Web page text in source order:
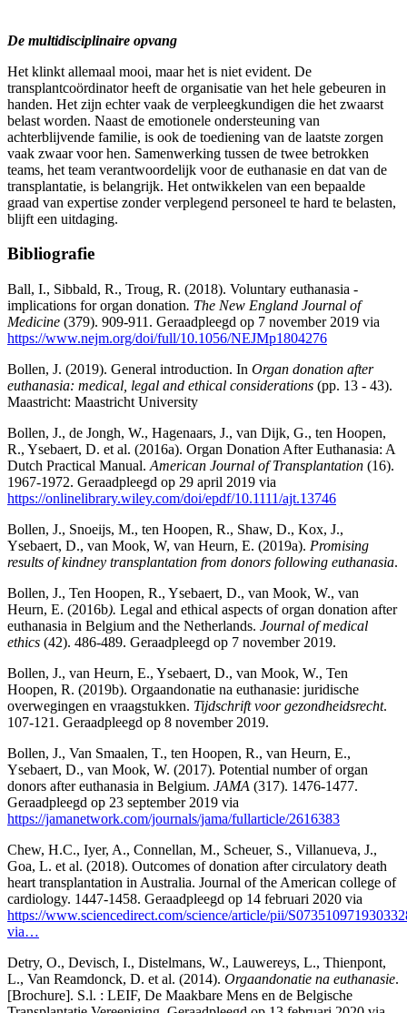
De multidisciplinaire opvang
Het klinkt allemaal mooi, maar het is niet evident. De
transplantcoördinator heeft de organisatie van het hele gebeuren in
handen. Het zijn echter vaak de verpleegkundigen die het zwaarst
belast worden. Naast de emotionele ondersteuning van
achterblijvende familie, is ook de toediening van de laatste zorgen
vaak zwaar voor hen. Samenwerking tussen de twee betrokken
teams, het team verantwoordelijk voor de euthanasie en dat van de
transplantatie, is belangrijk. Het ontwikkelen van een bepaalde
graad van expertise zonder verplegend personeel te hard te belasten,
blijft een uitdaging.
Bibliografie
Ball, I., Sibbald, R., Troug, R. (2018). Voluntary euthanasia -
implications for organ donation. The New England Journal of
Medicine (379). 909-911. Geraadpleegd op 7 november 2019 via
https://www.nejm.org/doi/full/10.1056/NEJMp1804276
Bollen, J. (2019). General introduction. In Organ donation after
euthanasia: medical, legal and ethical considerations (pp. 13 - 43).
Maastricht: Maastricht University
Bollen, J., de Jongh, W., Hagenaars, J., van Dijk, G., ten Hoopen,
R., Ysebaert, D. et al. (2016a). Organ Donation After Euthanasia: A
Dutch Practical Manual. American Journal of Transplantation (16).
1967-1972. Geraadpleegd op 29 april 2019 via
https://onlinelibrary.wiley.com/doi/epdf/10.1111/ajt.13746
Bollen, J., Snoeijs, M., ten Hoopen, R., Shaw, D., Kox, J.,
Ysebaert, D., van Mook, W, van Heurn, E. (2019a). Promising
results of kindney transplantation from donors following euthanasia.
Bollen, J., Ten Hoopen, R., Ysebaert, D., van Mook, W., van
Heurn, E. (2016b). Legal and ethical aspects of organ donation after
euthanasia in Belgium and the Netherlands. Journal of medical
ethics (42). 486-489. Geraadpleegd op 7 november 2019.
Bollen, J., van Heurn, E., Ysebaert, D., van Mook, W., Ten
Hoopen, R. (2019b). Orgaandonatie na euthanasie: juridische
overwegingen en vraagstukken. Tijdschrift voor gezondheidsrecht.
107-121. Geraadpleegd op 8 november 2019.
Bollen, J., Van Smaalen, T., ten Hoopen, R., van Heurn, E.,
Ysebaert, D., van Mook, W. (2017). Potential number of organ
donors after euthanasia in Belgium. JAMA (317). 1476-1477.
Geraadpleegd op 23 september 2019 via
https://jamanetwork.com/journals/jama/fullarticle/2616383
Chew, H.C., Iyer, A., Connellan, M., Scheuer, S., Villanueva, J.,
Goa, L. et al. (2018). Outcomes of donation after circulatory death
heart transplantation in Australia. Journal of the American college of
cardiology. 1447-1458. Geraadpleegd op 14 februari 2020 via
https://www.sciencedirect.com/science/article/pii/
via…
Detry, O., Devisch, I., Distelmans, W., Lauwereys, L., Thienpont,
L., Van Reamdonck, D. et al. (2014). Orgaandonatie na euthanasie.
[Brochure]. S.l. : LEIF, De Maakbare Mens en de Belgische